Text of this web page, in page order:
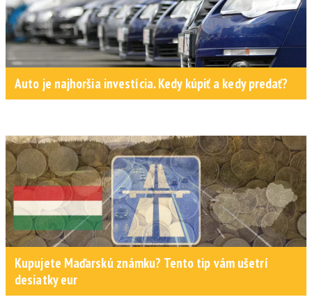
Auto je najhoršia investícia. Kedy kúpiť a kedy predať?
Kupujete Maďarskú známku? Tento tip vám ušetrí
desiatky eur